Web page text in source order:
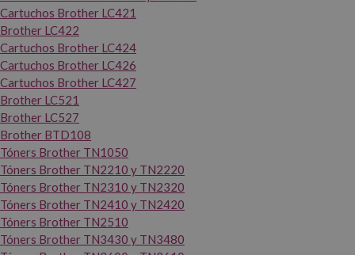
Cartuchos Brother LC421
Brother LC422
Cartuchos Brother LC424
Cartuchos Brother LC426
Cartuchos Brother LC427
Brother LC521
Brother LC527
Brother BTD108
Tóners Brother TN1050
Tóners Brother TN2210 y TN2220
Tóners Brother TN2310 y TN2320
Tóners Brother TN2410 y TN2420
Tóners Brother TN2510
Tóners Brother TN3430 y TN3480